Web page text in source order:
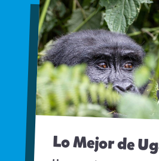
Lo Mejor de